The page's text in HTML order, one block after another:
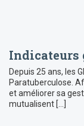
Indicateurs
Depuis 25 ans, les
Paratuberculose.
et améliorer sa
mutualisent […]